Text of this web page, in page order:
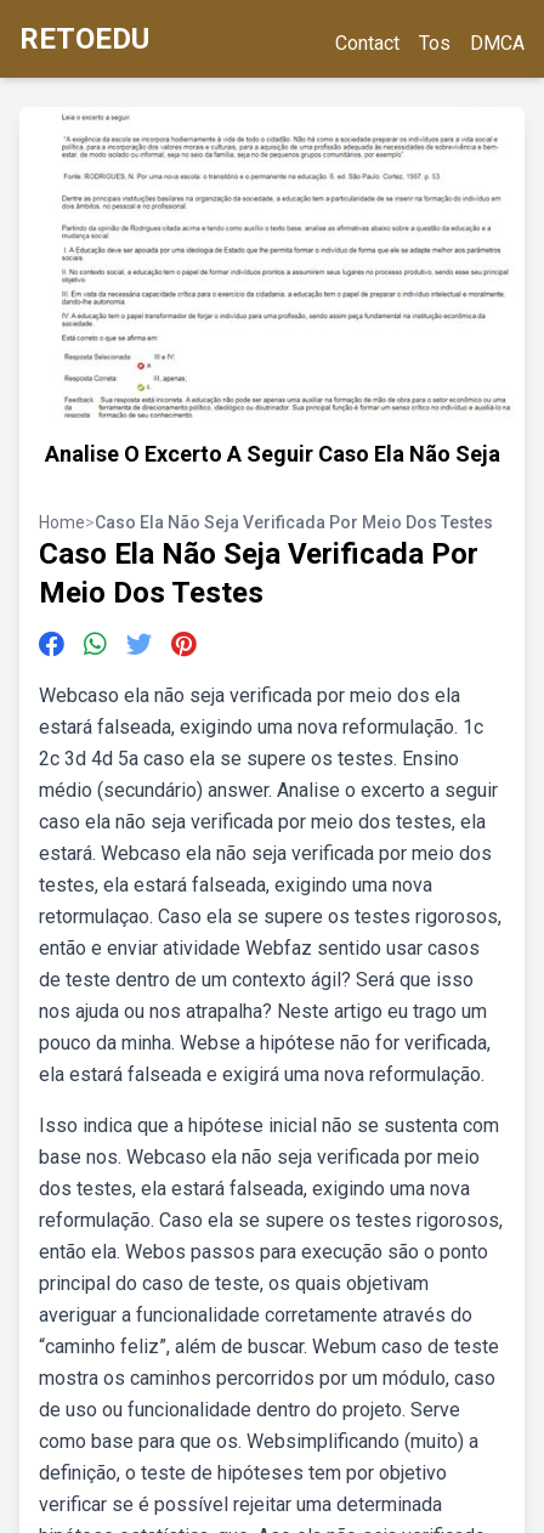
RETOEDU Contact Tos DMCA
Analise O Excerto A Seguir Caso Ela Não Seja
Home>Caso Ela Não Seja Verificada Por Meio Dos Testes
Caso Ela Não Seja Verificada Por
Meio Dos Testes
Webcaso ela não seja verificada por meio dos ela
estará falseada, exigindo uma nova reformulação. 1c
2c 3d 4d 5a caso ela se supere os testes. Ensino
médio (secundário) answer. Analise o excerto a seguir
caso ela não seja verificada por meio dos testes, ela
estará. Webcaso ela não seja verificada por meio dos
testes, ela estará falseada, exigindo uma nova
retormulaçao. Caso ela se supere os testes rigorosos,
então e enviar atividade Webfaz sentido usar casos
de teste dentro de um contexto ágil? Será que isso
nos ajuda ou nos atrapalha? Neste artigo eu trago um
pouco da minha. Webse a hipótese não for verificada,
ela estará falseada e exigirá uma nova reformulação.
Isso indica que a hipótese inicial não se sustenta com
base nos. Webcaso ela não seja verificada por meio
dos testes, ela estará falseada, exigindo uma nova
reformulação. Caso ela se supere os testes rigorosos,
então ela. Webos passos para execução são o ponto
principal do caso de teste, os quais objetivam
averiguar a funcionalidade corretamente através do
“caminho feliz”, além de buscar. Webum caso de teste
mostra os caminhos percorridos por um módulo, caso
de uso ou funcionalidade dentro do projeto. Serve
como base para que os. Websimplificando (muito) a
definição, o teste de hipóteses tem por objetivo
verificar se é possível rejeitar uma determinada